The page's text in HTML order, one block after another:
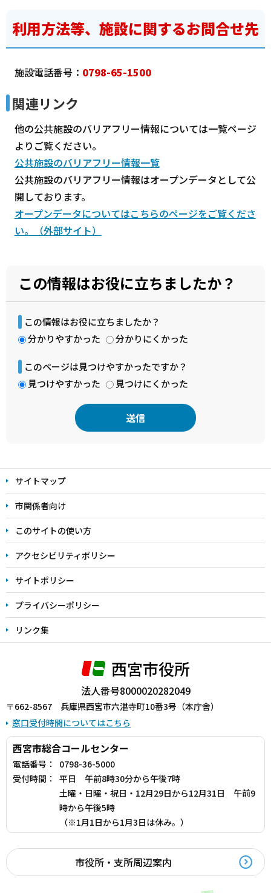
利用方法等、施設に関するお問合せ先
施設電話番号： 0798-65-1500
関連リンク
他の公共施設のバリアフリー情報については一覧ページ
よりご覧ください。
公共施設のバリアフリー情報一覧
公共施設のバリアフリー情報はオープンデータとして公
開しております。
オープンデータについてはこちらのページをご覧くださ
い。（外部サイト）
この情報はお役に立ちましたか？
この情報はお役に立ちましたか？
分かりやすかった
分かりにくかった
このページは見つけやすかったですか？
見つけやすかった
見つけにくかった
文
こ
こ
ま
で
サイトマップ
市関係者向け
このサイトの使い方
アクセシビリティポリシー
サイトポリシー
プライバシーポリシー
リンク集
西宮市役所
法人番号8000020282049
〒662-8567 兵庫県西宮市六湛寺町10番3号（本庁舎）
窓口受付時間についてはこちら
西宮市総合コールセンター
電話番号：
0798-36-5000
受付時間：
平日 午前8時30分から午後7時
土曜・日曜・祝日・12月29日から12月31日 午前9
時から午後5時
（※1月1日から1月3日は休み。）
市役所・支所周辺案内